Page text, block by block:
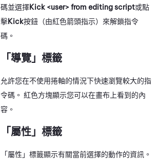
碼並選擇Kick <user> from editing script或點
擊Kick按鈕（由紅色箭頭指示）來解鎖指令
碼。
「導覽」標籤
允許您在不使用捲軸的情況下快速瀏覽較大的指
令碼。 紅色方塊顯示您可以在畫布上看到的內
容。
「屬性」標籤
「屬性」標籤顯示有關當前選擇的動作的資訊。